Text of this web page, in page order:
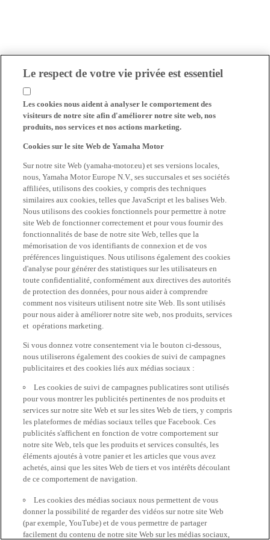
Le respect de votre vie privée est essentiel
Les cookies nous aident à analyser le comportement des
visiteurs de notre site afin d'améliorer notre site web, nos
produits, nos services et nos actions marketing.
Cookies sur le site Web de Yamaha Motor
Sur notre site Web (yamaha-motor.eu) et ses versions locales,
nous, Yamaha Motor Europe N.V., ses succursales et ses sociétés
affiliées, utilisons des cookies, y compris des techniques
similaires aux cookies, telles que JavaScript et les balises Web.
Nous utilisons des cookies fonctionnels pour permettre à notre
site Web de fonctionner correctement et pour vous fournir des
fonctionnalités de base de notre site Web, telles que la
mémorisation de vos identifiants de connexion et de vos
préférences linguistiques. Nous utilisons également des cookies
d'analyse pour générer des statistiques sur les utilisateurs en
toute confidentialité, conformément aux directives des autorités
de protection des données, pour nous aider à comprendre
comment nos visiteurs utilisent notre site Web. Ils sont utilisés
pour nous aider à améliorer notre site web, nos produits, services
et opérations marketing.
Si vous donnez votre consentement via le bouton ci-dessous,
nous utiliserons également des cookies de suivi de campagnes
publicitaires et des cookies liés aux médias sociaux :
Les cookies de suivi de campagnes publicatires sont utilisés
pour vous montrer les publicités pertinentes de nos produits et
services sur notre site Web et sur les sites Web de tiers, y compris
les plateformes de médias sociaux telles que Facebook. Ces
publicités s'affichent en fonction de votre comportement sur
notre site Web, tels que les produits et services consultés, les
éléments ajoutés à votre panier et les articles que vous avez
achetés, ainsi que les sites Web de tiers et vos intérêts découlant
de ce comportement de navigation.
Les cookies des médias sociaux nous permettent de vous
donner la possibilité de regarder des vidéos sur notre site Web
(par exemple, YouTube) et de vous permettre de partager
facilement du contenu de notre site Web sur les médias sociaux,